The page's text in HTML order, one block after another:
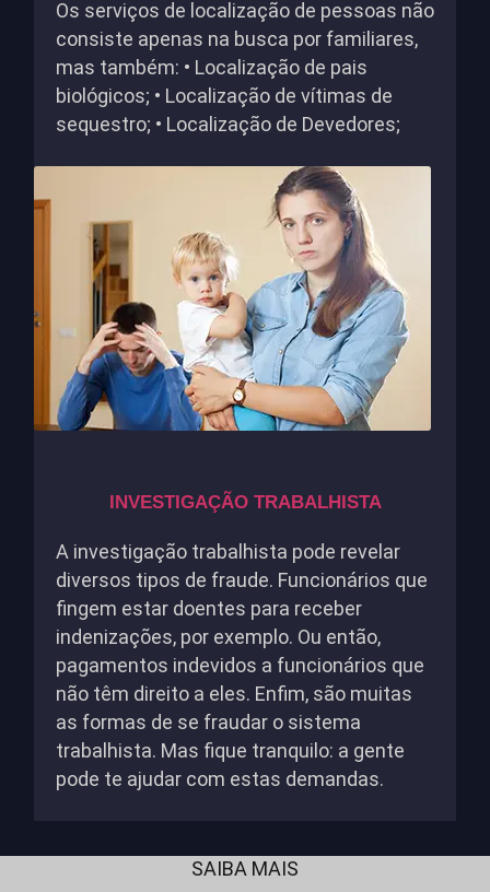
Os serviços de localização de pessoas não
consiste apenas na busca por familiares,
mas também: • Localização de pais
biológicos; • Localização de vítimas de
sequestro; • Localização de Devedores;
INVESTIGAÇÃO TRABALHISTA
A investigação trabalhista pode revelar
diversos tipos de fraude. Funcionários que
fingem estar doentes para receber
indenizações, por exemplo. Ou então,
pagamentos indevidos a funcionários que
não têm direito a eles. Enfim, são muitas
as formas de se fraudar o sistema
trabalhista. Mas fique tranquilo: a gente
pode te ajudar com estas demandas.
SAIBA MAIS